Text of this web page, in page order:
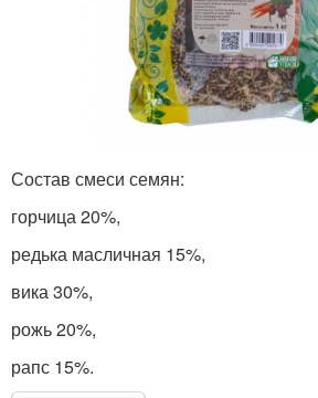
Состав смеси семян:
горчица 20%,
редька масличная 15%,
вика 30%,
рожь 20%,
рапс 15%.